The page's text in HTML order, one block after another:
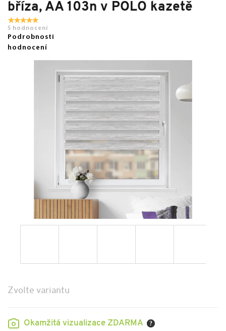
bříza, AA 103n v POLO kazetě
5 hodnocení
Podrobnosti
hodnocení
Zvolte variantu
Okamžitá vizualizace ZDARMA ?